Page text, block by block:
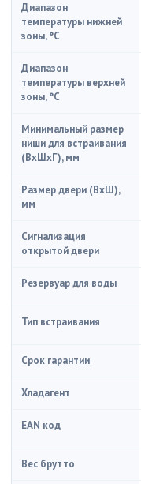
Диапазон
температуры нижней
зоны, °C
Диапазон
температуры верхней
зоны, °C
Минимальный размер
ниши для встраивания
(ВxШxГ), мм
Размер двери (ВхШ),
мм
Сигнализация
открытой двери
Резервуар для воды
Тип встраивания
Срок гарантии
Хладагент
EAN код
Вес брутто